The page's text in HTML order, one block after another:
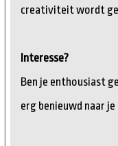
creativiteit wordt
Interesse?
Ben je enthousiast
erg benieuwd naar